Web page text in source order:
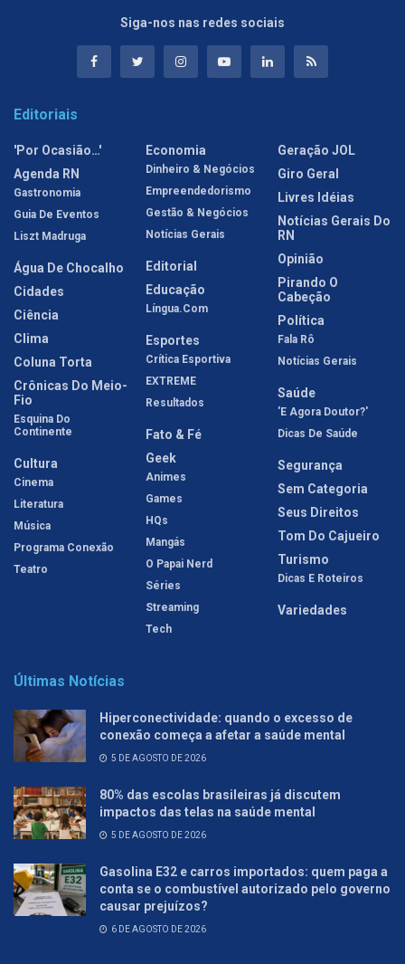
Siga-nos nas redes sociais
Editoriais
'Por Ocasião…'
Agenda RN
Gastronomia
Guia De Eventos
Liszt Madruga
Água De Chocalho
Cidades
Ciência
Clima
Coluna Torta
Crônicas Do Meio-
Fio
Esquina Do
Continente
Cultura
Cinema
Literatura
Música
Programa Conexão
Teatro
Economia
Dinheiro & Negócios
Empreendedorismo
Gestão & Negócios
Notícias Gerais
Editorial
Educação
Língua.com
Esportes
Crítica Esportiva
EXTREME
Resultados
Fato & Fé
Geek
Animes
Games
HQs
Mangás
O Papai Nerd
Séries
Streaming
Tech
Geração JOL
Giro Geral
Livres Idéias
Notícias Gerais Do
RN
Opinião
Pirando O
Cabeção
Política
Fala Rô
Notícias Gerais
Saúde
'E Agora Doutor?'
Dicas De Saúde
Segurança
Sem Categoria
Seus Direitos
Tom Do Cajueiro
Turismo
Dicas E Roteiros
Variedades
Últimas Notícias
Hiperconectividade: quando o excesso de
conexão começa a afetar a saúde mental
5 DE AGOSTO DE 2026
80% das escolas brasileiras já discutem
impactos das telas na saúde mental
5 DE AGOSTO DE 2026
Gasolina E32 e carros importados: quem paga a
conta se o combustível autorizado pelo governo
causar prejuízos?
6 DE AGOSTO DE 2026